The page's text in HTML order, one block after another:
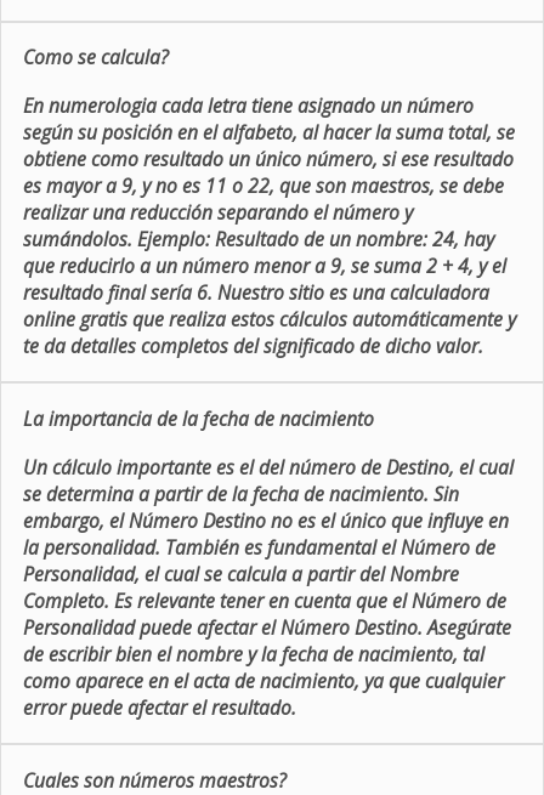
Como se calcula?
En numerologia cada letra tiene asignado un número
según su posición en el alfabeto, al hacer la suma total, se
obtiene como resultado un único número, si ese resultado
es mayor a 9, y no es 11 o 22, que son maestros, se debe
realizar una reducción separando el número y
sumándolos. Ejemplo: Resultado de un nombre: 24, hay
que reducirlo a un número menor a 9, se suma 2 + 4, y el
resultado final sería 6. Nuestro sitio es una calculadora
online gratis que realiza estos cálculos automáticamente y
te da detalles completos del significado de dicho valor.
La importancia de la fecha de nacimiento
Un cálculo importante es el del número de Destino, el cual
se determina a partir de la fecha de nacimiento. Sin
embargo, el Número Destino no es el único que influye en
la personalidad. También es fundamental el Número de
Personalidad, el cual se calcula a partir del Nombre
Completo. Es relevante tener en cuenta que el Número de
Personalidad puede afectar el Número Destino. Asegúrate
de escribir bien el nombre y la fecha de nacimiento, tal
como aparece en el acta de nacimiento, ya que cualquier
error puede afectar el resultado.
Cuales son números maestros?